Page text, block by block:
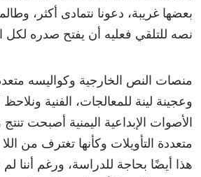
بعضها غريبة، دعونا نتمادى أكثر ،
نصه للتلقي فعليه أن يفتح صدره لكل
منصات النص الخارجية وكواليسه
وعجينة لينة للمعالجات، الفنية ونلاحظ
الأصوات الإبداعية اليمنية أصبحت تنتج
متعددة التأويلات وكأنها تغترف من
هذا أيضًا بحاجة للدراسة، ورغم أننا لم